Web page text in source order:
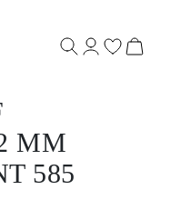
MM
585